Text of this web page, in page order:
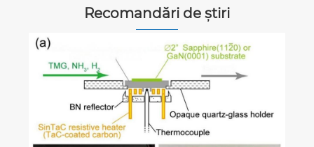
Recomandări de știri
Progresul tehnologiei epitaxiale de 200
mm SIC din Italia din Italia
Vezi mai mult >>